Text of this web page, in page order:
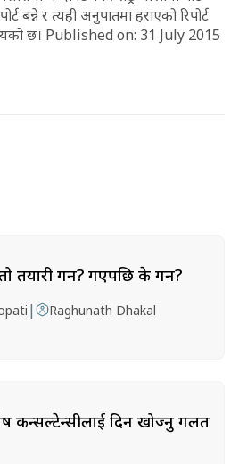
बन्ने र त्यही अनुपातमा हराएको रिपोर्ट
छ। Published on: 31 July 2015
तयारी गर्ने? गएपछि के गर्ने?
| Raghunath Dhakal
कन्सल्टेन्सीलाई दिन खोज्नु गलत